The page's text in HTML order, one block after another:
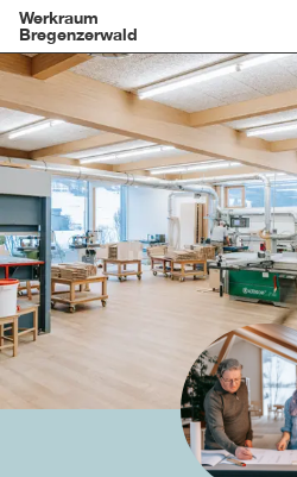
Werkraum
Bregenzerwald